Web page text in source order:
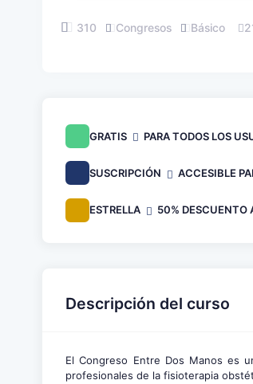
310 Congresos Básico
GRATIS PARA TODOS LOS
SUSCRIPCIÓN ACCESIBLE
ESTRELLA 50% DESCUENTO
Descripción del curso
El Congreso Entre Dos Manos es
profesionales de la fisioterapia